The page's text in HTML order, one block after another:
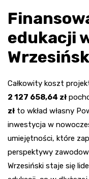
edukacji
Całkowity koszt
2 127 658,64 zł
zł to wkład własny
inwestycja w
umiejętności, które
perspektywy
Wrzesiński staje się